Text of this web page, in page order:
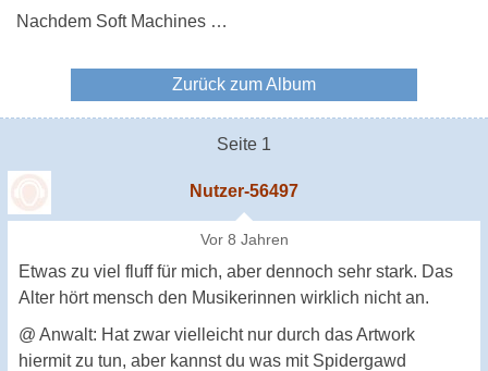
Nachdem Soft Machines …
Zurück zum Album
Seite 1
Nutzer-56497
Vor 8 Jahren
Etwas zu viel fluff für mich, aber dennoch sehr stark. Das
Alter hört mensch den Musikerinnen wirklich nicht an.
@ Anwalt: Hat zwar vielleicht nur durch das Artwork
hiermit zu tun, aber kannst du was mit Spidergawd